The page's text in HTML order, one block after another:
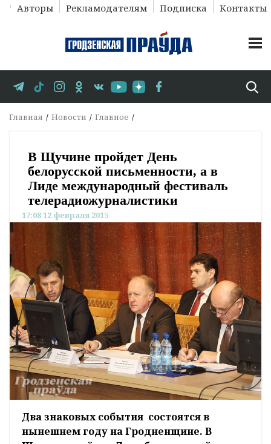
Авторы Рекламодателям Подписка Контакты
Главная Новости Главное
В Щучине пройдет День
белорусской письменности, а в
Лиде международный фестиваль
телерадиожурналистики
17:08 12 февраля 2015
Два знаковых события состоятся в
нынешнем году на Гродненщине. В